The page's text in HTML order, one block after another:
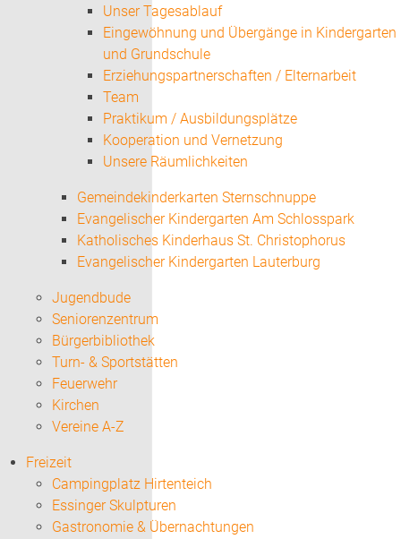
Unser Tagesablauf
Eingewöhnung und Übergänge in Kindergarten
und Grundschule
Erziehungspartnerschaften / Elternarbeit
Team
Praktikum / Ausbildungsplätze
Kooperation und Vernetzung
Unsere Räumlichkeiten
Gemeindekinderkarten Sternschnuppe
Evangelischer Kindergarten Am Schlosspark
Katholisches Kinderhaus St. Christophorus
Evangelischer Kindergarten Lauterburg
Jugendbude
Seniorenzentrum
Bürgerbibliothek
Turn- & Sportstätten
Feuerwehr
Kirchen
Vereine A-Z
Freizeit
Campingplatz Hirtenteich
Essinger Skulpturen
Gastronomie & Übernachtungen